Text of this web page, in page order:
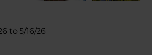
to 5/16/26